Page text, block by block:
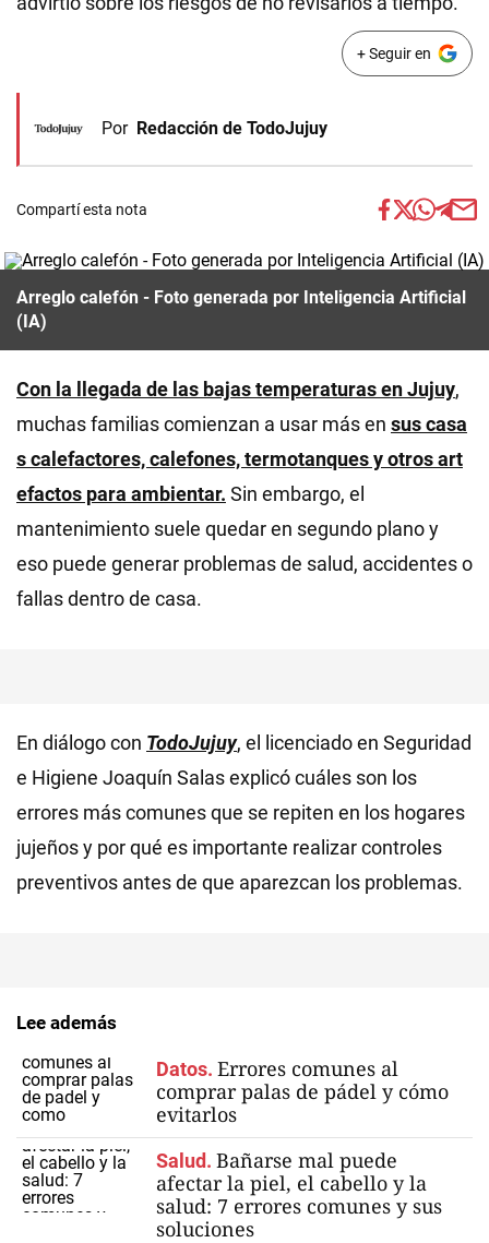
+ Seguir en
Por Redacción de TodoJujuy
Compartí esta nota
Arreglo calefón - Foto generada por Inteligencia Artificial
(IA)
Con la llegada de las bajas temperaturas en Jujuy,
muchas familias comienzan a usar más en sus casa
s calefactores, calefones, termotanques y otros art
efactos para ambientar. Sin embargo, el
mantenimiento suele quedar en segundo plano y
eso puede generar problemas de salud, accidentes o
fallas dentro de casa.
En diálogo con TodoJujuy, el licenciado en Seguridad
e Higiene Joaquín Salas explicó cuáles son los
errores más comunes que se repiten en los hogares
jujeños y por qué es importante realizar controles
preventivos antes de que aparezcan los problemas.
Lee además
Datos. Errores comunes al
comprar palas de pádel y cómo
evitarlos
Salud. Bañarse mal puede
afectar la piel, el cabello y la
salud: 7 errores comunes y sus
soluciones